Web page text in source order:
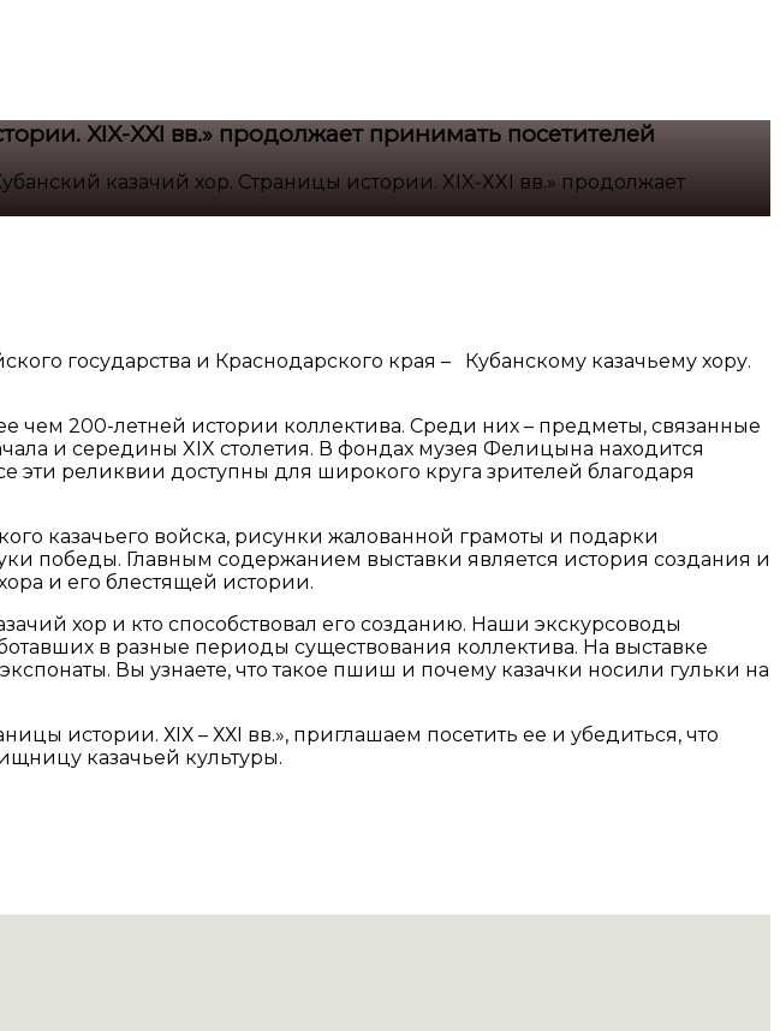
XIX-XXI вв.» продолжает принимать посетителей
казачий хор. Страницы истории. XIX-XXI вв.» продолжает
государства и Краснодарского края – Кубанскому казачьему хору.
чем 200-летней истории коллектива. Среди них – предметы, связанные
и середины XIX столетия. В фондах музея Фелицына находится
эти реликвии доступны для широкого круга зрителей благодаря
казачьего войска, рисунки жалованной грамоты и подарки
победы. Главным содержанием выставки является история создания и
и его блестящей истории.
хор и кто способствовал его созданию. Наши экскурсоводы
в разные периоды существования коллектива. На выставке
Вы узнаете, что такое пшиш и почему казачки носили гульки на
истории. ХIХ – ХХI вв.», приглашаем посетить ее и убедиться, что
казачьей культуры.